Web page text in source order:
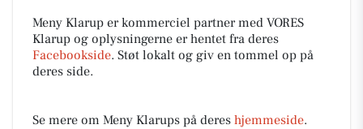
Meny Klarup er kommerciel partner med VORES
Klarup og oplysningerne er hentet fra deres
Facebookside. Støt lokalt og giv en tommel op på
deres side.
Se mere om Meny Klarups på deres hjemmeside.